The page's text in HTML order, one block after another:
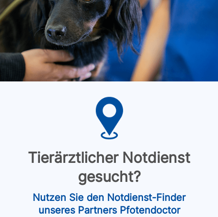
Tierärztlicher Notdienst
gesucht?
Nutzen Sie den Notdienst-Finder
unseres Partners Pfotendoctor